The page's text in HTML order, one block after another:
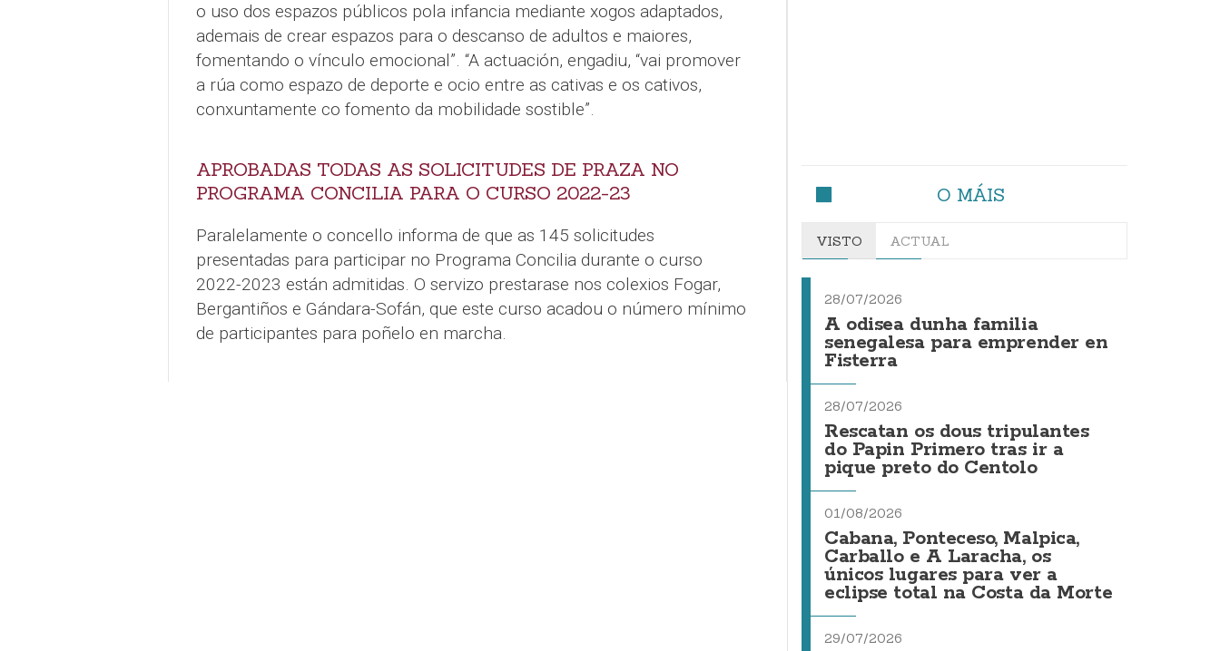
o uso dos espazos públicos pola infancia mediante xogos adaptados,
ademais de crear espazos para o descanso de adultos e maiores,
fomentando o vínculo emocional”. “A actuación, engadiu, “vai promover
a rúa como espazo de deporte e ocio entre as cativas e os cativos,
conxuntamente co fomento da mobilidade sostible”.
APROBADAS TODAS AS SOLICITUDES DE PRAZA NO
PROGRAMA CONCILIA PARA O CURSO 2022-23
Paralelamente o concello informa de que as 145 solicitudes
presentadas para participar no Programa Concilia durante o curso
2022-2023 están admitidas. O servizo prestarase nos colexios Fogar,
Bergantiños e Gándara-Sofán, que este curso acadou o número mínimo
de participantes para poñelo en marcha.
O MÁIS
VISTO ACTUAL
28/07/2026
A odisea dunha familia
senegalesa para emprender en
Fisterra
28/07/2026
Rescatan os dous tripulantes
do Papin Primero tras ir a
pique preto do Centolo
01/08/2026
Cabana, Ponteceso, Malpica,
Carballo e A Laracha, os
únicos lugares para ver a
eclipse total na Costa da Morte
29/07/2026